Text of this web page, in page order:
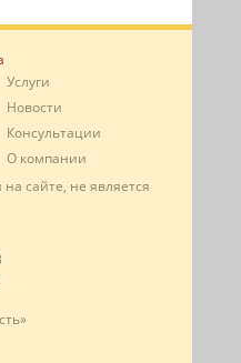
Услуги
Новости
Консультации
О компании
сайте, не является